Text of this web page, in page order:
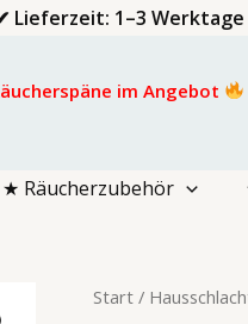
1–3
im Angebot
★ Räucherzubehör
Start /
Hickory